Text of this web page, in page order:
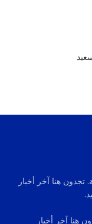
تجدون هنا آخر أخبار
هنا آخر أخبار